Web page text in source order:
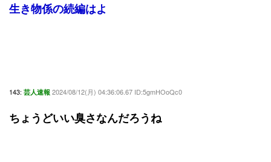
生き物係の続編はよ
143: 芸人速報 2024/08/12(月) 04:36:06.67 ID:5gmHOoQc0
ちょうどいい臭さなんだろうね